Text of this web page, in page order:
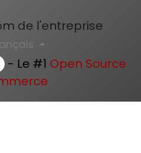
de l'entreprise
- Le #1 Open Source